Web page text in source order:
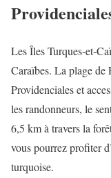
Les Îles Turques-et-
Caraïbes. La plage de
Providenciales et
les randonneurs, le
6,5 km à travers la
vous pourrez profiter
turquoise.